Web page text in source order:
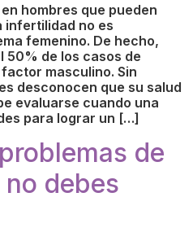
hombres que pueden
infertilidad no es
femenino. De hecho,
50% de los casos de
masculino. Sin
desconocen que su salud
evaluarse cuando una
para lograr un […]
de
debes